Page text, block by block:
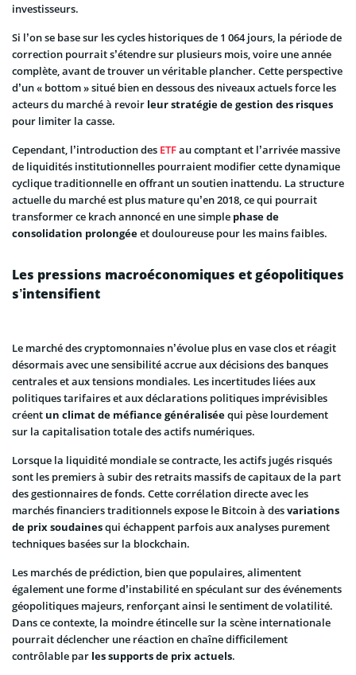
investisseurs.
Si l’on se base sur les cycles historiques de 1 064 jours, la période de
correction pourrait s’étendre sur plusieurs mois, voire une année
complète, avant de trouver un véritable plancher. Cette perspective
d’un « bottom » situé bien en dessous des niveaux actuels force les
acteurs du marché à revoir leur stratégie de gestion des risques
pour limiter la casse.
Cependant, l’introduction des ETFau comptant et l’arrivée massive
de liquidités institutionnelles pourraient modifier cette dynamique
cyclique traditionnelle en offrant un soutien inattendu. La structure
actuelle du marché est plus mature qu’en 2018, ce qui pourrait
transformer ce krach annoncé en une simple phase de
consolidation prolongéeet douloureuse pour les mains faibles.
Les pressions macroéconomiques et géopolitiques
s’intensifient
Le marché des cryptomonnaies n’évolue plus en vase clos et réagit
désormais avec une sensibilité accrue aux décisions des banques
centrales et aux tensions mondiales. Les incertitudes liées aux
politiques tarifaires et aux déclarations politiques imprévisibles
créent un climat de méfiance généraliséequi pèse lourdement
sur la capitalisation totale des actifs numériques.
Lorsque la liquidité mondiale se contracte, les actifs jugés risqués
sont les premiers à subir des retraits massifs de capitaux de la part
des gestionnaires de fonds. Cette corrélation directe avec les
marchés financiers traditionnels expose le Bitcoin à desvariations
de prix soudainesqui échappent parfois aux analyses purement
techniques basées sur la blockchain.
Les marchés de prédiction, bien que populaires, alimentent
également une forme d’instabilité en spéculant sur des événements
géopolitiques majeurs, renforçant ainsi le sentiment de volatilité.
Dans ce contexte, la moindre étincelle sur la scène internationale
pourrait déclencher une réaction en chaîne difficilement
contrôlable par les supports de prix actuels.